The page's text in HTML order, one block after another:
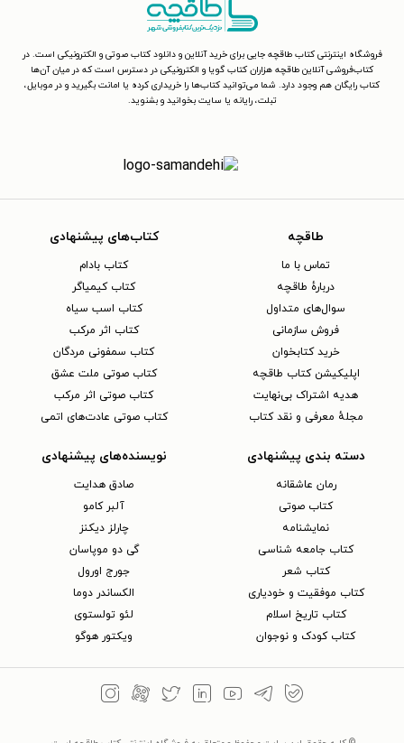
فروشگاه اینترنتی کتاب طاقچه جایی برای خرید آنلاین و دانلود کتاب صوتی و الکترونیکی است. در
کتاب‌فروشی آنلاین طاقچه هزاران کتاب گویا و الکترونیکی در دسترس است که در میان آن‌ها
کتاب رایگان هم وجود دارد. شما می‌توانید کتاب‌ها را خریداری کرده یا امانت بگیرید و در موبایل،
تبلت، رایانه یا سایت بخوانید و بشنوید.
طاقچه
تماس با ما
دربارهٔ طاقچه
سوال‌های متداول
فروش سازمانی
خرید کتابخوان
اپلیکیشن کتاب طاقچه
هدیه اشتراک بی‌نهایت
مجلهٔ معرفی و نقد کتاب
کتاب‌های پیشنهادی
کتاب بادام
کتاب کیمیاگر
کتاب اسب سیاه
کتاب اثر مرکب
کتاب سمفونی مردگان
کتاب صوتی ملت عشق
کتاب صوتی اثر مرکب
کتاب صوتی عادت‌های اتمی
دسته بندی پیشنهادی
رمان عاشقانه
کتاب‌ صوتی
نمایشنامه
کتاب جامعه شناسی
کتاب شعر
کتاب موفقیت و خودیاری
کتاب تاریخ اسلام
کتاب کودک و نوجوان
نویسنده‌های پیشنهادی
صادق هدایت
آلبر کامو
چارلز دیکنز
گی دو موپاسان
جورج اورول
الکساندر دوما
لئو تولستوی
ویکتور هوگو